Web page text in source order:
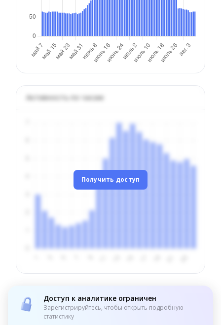
Активность по часам
Получить доступ
Доступ к аналитике ограничен
Зарегистрируйтесь, чтобы открыть подробную
статистику